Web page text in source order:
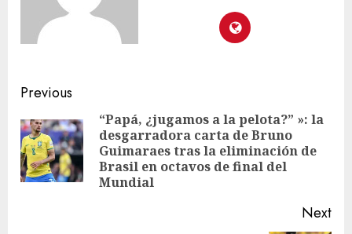
Previous
“Papá, ¿jugamos a la pelota?” »: la
desgarradora carta de Bruno
Guimaraes tras la eliminación de
Brasil en octavos de final del
Mundial
Next